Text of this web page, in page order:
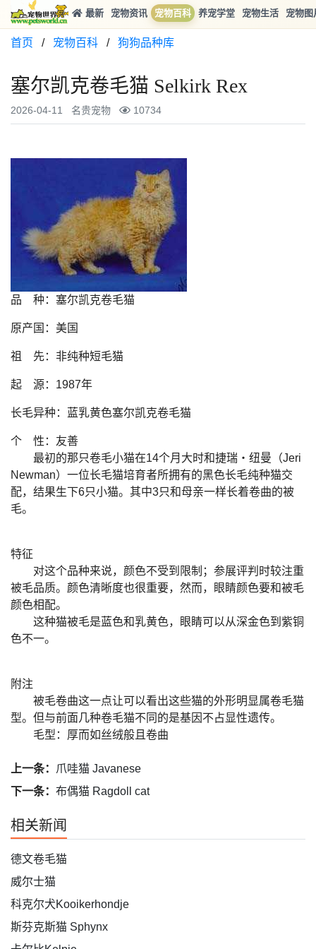
最新 宠物资讯 宠物百科 养宠学堂 宠物生活 宠物图
首页 / 宠物百科 / 狗狗品种库
塞尔凯克卷毛猫 Selkirk Rex
2026-04-11 名贵宠物 10734
品 种：塞尔凯克卷毛猫
原产国：美国
祖 先：非纯种短毛猫
起 源：1987年
长毛异种：蓝乳黄色塞尔凯克卷毛猫
个 性：友善
最初的那只卷毛小猫在14个月大时和捷瑞・纽曼（Jeri
Newman）一位长毛猫培育者所拥有的黑色长毛纯种猫交
配，结果生下6只小猫。其中3只和母亲一样长着卷曲的被
毛。
特征
对这个品种来说，颜色不受到限制；参展评判时较注重
被毛品质。颜色清晰度也很重要，然而，眼睛颜色要和被毛
颜色相配。
这种猫被毛是蓝色和乳黄色，眼睛可以从深金色到紫铜
色不一。
附注
被毛卷曲这一点让可以看出这些猫的外形明显属卷毛猫
型。但与前面几种卷毛猫不同的是基因不占显性遗传。
毛型：厚而如丝绒般且卷曲
上一条： 爪哇猫 Javanese
下一条： 布偶猫 Ragdoll cat
相关新闻
德文卷毛猫
威尔士猫
科克尔犬Kooikerhondje
斯芬克斯猫 Sphynx